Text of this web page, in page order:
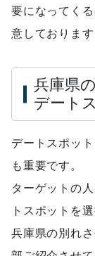
要になってく
意しております
兵庫県
デート
デートスポッ
も重要です。
ターゲットの
トスポットを
兵庫県の別れ